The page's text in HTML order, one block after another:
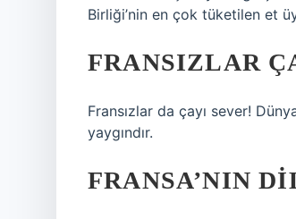
Birliği’nin en çok tüketilen et
FRANSIZLAR
Fransızlar da çayı sever!
yaygındır.
FRANSA’NIN